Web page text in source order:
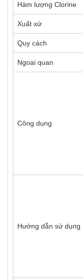
Hàm lượng Clorine
Xuất xứ
Quy cách
Ngoại quan
Công dụng
Hướng dẫn sử dụng